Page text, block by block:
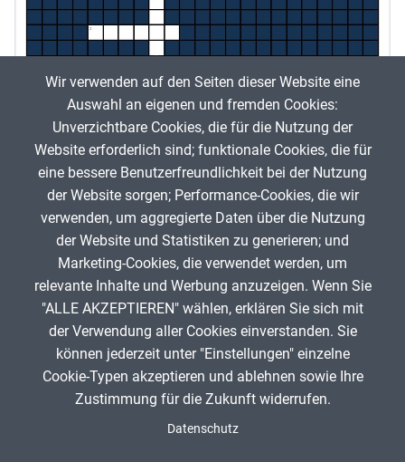
Sprachen
Geistes- & Sozialwissenschaften
Musische Fächer & Sport
Sonstiges
Schulstufe
Typ
Featured Apps
Der Weg zum Deutschen Kaiserreich
DFGLFA
ANZEIGE
Spenden
Impressum
Wir verwenden auf den Seiten dieser Website eine
Auswahl an eigenen und fremden Cookies:
Unverzichtbare Cookies, die für die Nutzung der
Website erforderlich sind; funktionale Cookies, die für
eine bessere Benutzerfreundlichkeit bei der Nutzung
der Website sorgen; Performance-Cookies, die wir
verwenden, um aggregierte Daten über die Nutzung
der Website und Statistiken zu generieren; und
Marketing-Cookies, die verwendet werden, um
relevante Inhalte und Werbung anzuzeigen. Wenn Sie
"ALLE AKZEPTIEREN" wählen, erklären Sie sich mit
der Verwendung aller Cookies einverstanden. Sie
können jederzeit unter "Einstellungen" einzelne
Cookie-Typen akzeptieren und ablehnen sowie Ihre
Zustimmung für die Zukunft widerrufen.
Datenschutz